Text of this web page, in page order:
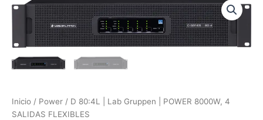
Inicio / Power / D 80:4L | Lab Gruppen | POWER 8000W, 4
SALIDAS FLEXIBLES
80:4L
|
Gruppen
POWER
SALIDAS
FLEXIBLES